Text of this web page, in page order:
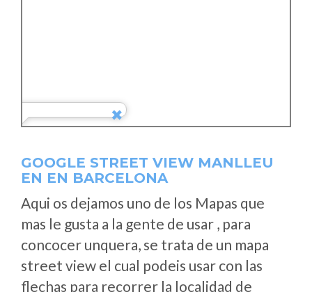
GOOGLE STREET VIEW MANLLEU
EN EN BARCELONA
Aqui os dejamos uno de los Mapas que
mas le gusta a la gente de usar , para
concocer unquera, se trata de un mapa
street view el cual podeis usar con las
flechas para recorrer la localidad de